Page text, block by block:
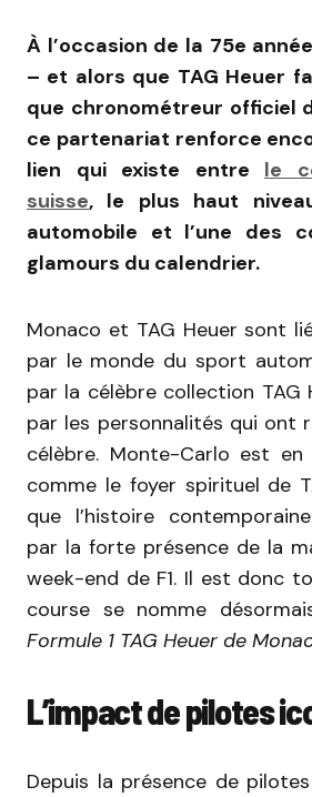
À l’occasion de la 75e
– et alors que TAG Heuer
que chronométreur officiel
ce partenariat renforce
lien qui existe entre le
suisse, le plus haut
automobile et l’une des
glamours du calendrier.
Monaco et TAG Heuer sont
par le monde du sport
par la célèbre collection TAG
par les personnalités qui ont
célèbre. Monte-Carlo est
comme le foyer spirituel de
que l’histoire
par la forte présence de la
week-end de F1. Il est donc
course se nomme
Formule 1 TAG Heuer de
L’impact de pilotes
Depuis la présence de